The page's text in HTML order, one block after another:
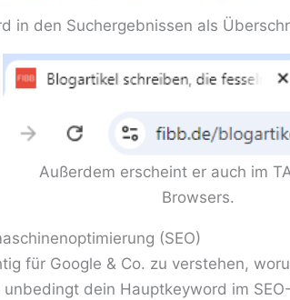
in den Suchergebnissen als
Außerdem erscheint er auch im
Browsers.
(SEO)
für Google & Co. zu verstehen,
dein Hauptkeyword im